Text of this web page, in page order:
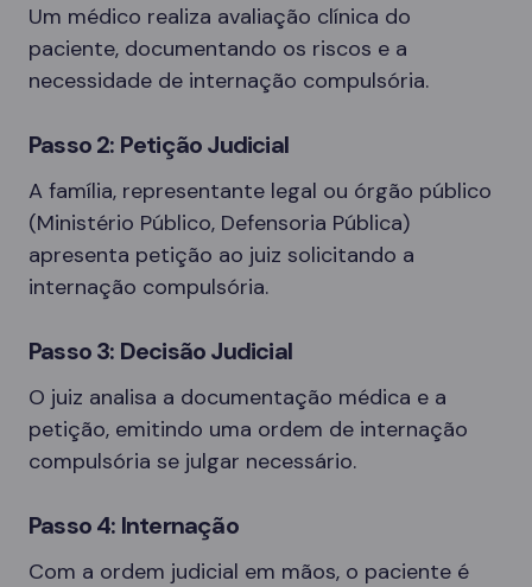
Um médico realiza avaliação clínica do
paciente, documentando os riscos e a
necessidade de internação compulsória.
Passo 2: Petição Judicial
A família, representante legal ou órgão público
(Ministério Público, Defensoria Pública)
apresenta petição ao juiz solicitando a
internação compulsória.
Passo 3: Decisão Judicial
O juiz analisa a documentação médica e a
petição, emitindo uma ordem de internação
compulsória se julgar necessário.
Passo 4: Internação
Com a ordem judicial em mãos, o paciente é